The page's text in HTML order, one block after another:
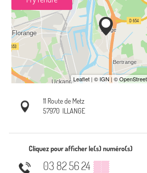
11 Route de Metz
57970 ILLANGE
Cliquez pour afficher le(s) numéro(s)
03 82 56 24 ▒▒